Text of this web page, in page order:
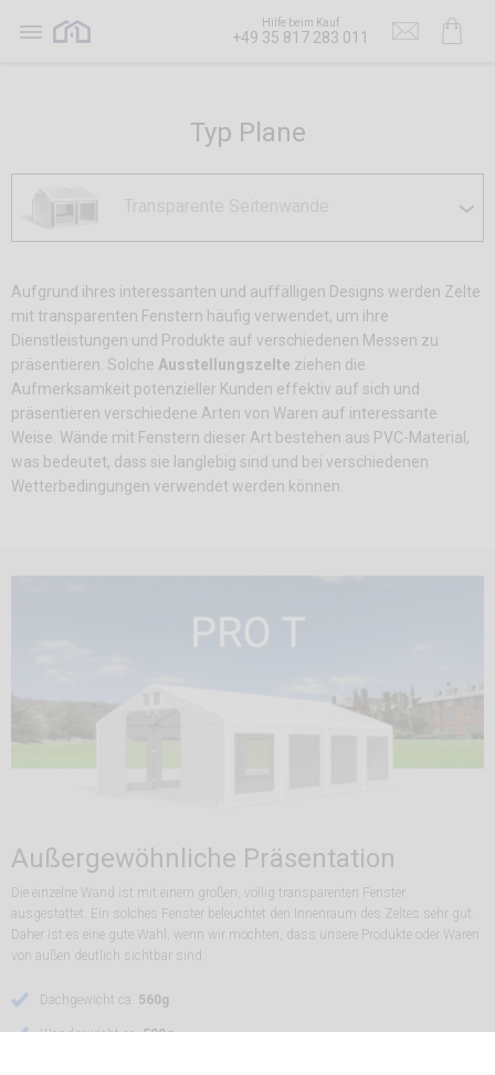
Hilfe beim Kauf
+49 35 817 283 011
Typ Plane
Aufgrund ihres interessanten und auffälligen Designs werden Zelte
mit transparenten Fenstern häufig verwendet, um ihre
Dienstleistungen und Produkte auf verschiedenen Messen zu
präsentieren. Solche Ausstellungszelte ziehen die
Aufmerksamkeit potenzieller Kunden effektiv auf sich und
präsentieren verschiedene Arten von Waren auf interessante
Weise. Wände mit Fenstern dieser Art bestehen aus PVC-Material,
was bedeutet, dass sie langlebig sind und bei verschiedenen
Wetterbedingungen verwendet werden können.
Außergewöhnliche Präsentation
Die einzelne Wand ist mit einem großen, völlig transparenten Fenster
ausgestattet. Ein solches Fenster beleuchtet den Innenraum des Zeltes sehr gut.
Daher ist es eine gute Wahl, wenn wir möchten, dass unsere Produkte oder Waren
von außen deutlich sichtbar sind.
Dachgewicht ca. 560g
Wandgewicht ca.580g